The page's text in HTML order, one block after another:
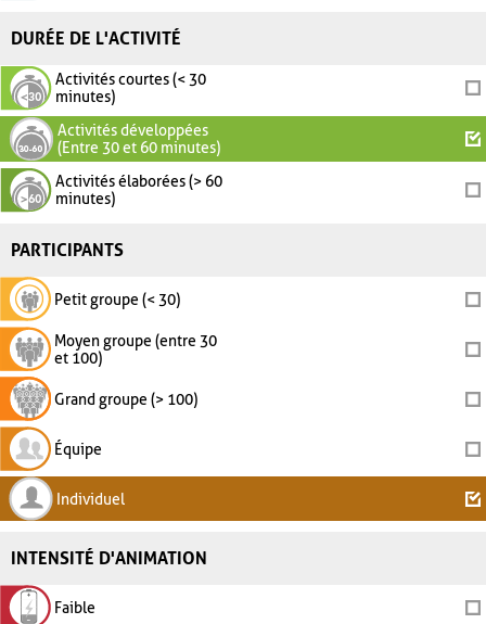
DURÉE DE L'ACTIVITÉ
Activités courtes (< 30
minutes)
Activités développées
(Entre 30 et 60 minutes)
Activités élaborées (> 60
minutes)
PARTICIPANTS
Petit groupe (< 30)
Moyen groupe (entre 30
et 100)
Grand groupe (> 100)
Équipe
Individuel
INTENSITÉ D'ANIMATION
Faible